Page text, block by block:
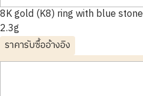
8K gold (K8) ring with blue stone
2.3g
ราคารับซื้ออ้างอิง